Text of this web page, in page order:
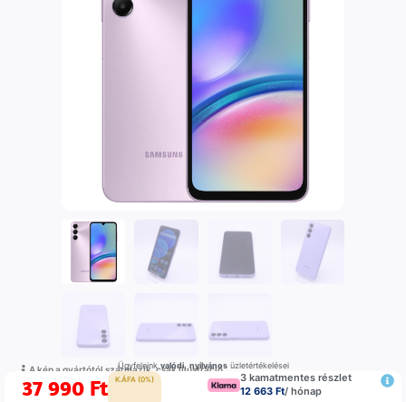
A kép a gyártótól származik, csak illustráció
Ügyfeleinkvalódi,nyilvánosüzletértékelései
37 990 Ft K.ÁFA (0%)
3 kamatmentes részlet
12 663 Ft/ hónap